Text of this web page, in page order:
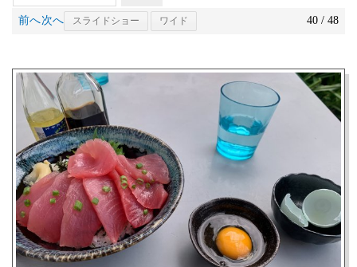
前へ次へ スライドショー ワイド 40 / 48